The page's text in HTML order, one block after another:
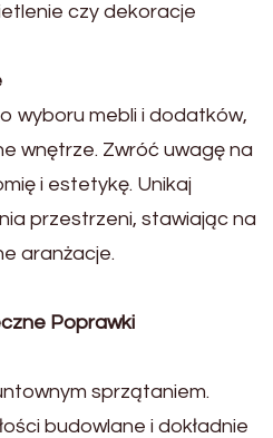
czy dekoracje
wyboru mebli i dodatków,
wnętrze. Zwróć uwagę na
i estetykę. Unikaj
przestrzeni, stawiając na
aranżacje.
Poprawki
sprzątaniem.
budowlane i dokładnie